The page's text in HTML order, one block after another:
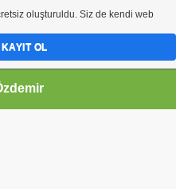
oluşturuldu. Siz de kendi web
OL